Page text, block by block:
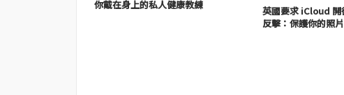
你戴在身上的私人健康教練
英國要求 iCloud 開
反擊：保護你的照